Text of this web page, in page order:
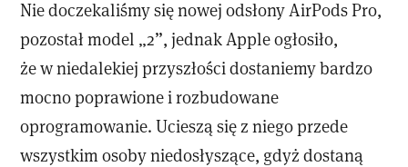
Nie doczekaliśmy się nowej odsłony AirPods Pro,
pozostał model „2”, jednak Apple ogłosiło,
że w niedalekiej przyszłości dostaniemy bardzo
mocno poprawione i rozbudowane
oprogramowanie. Ucieszą się z niego przede
wszystkim osoby niedosłyszące, gdyż dostaną